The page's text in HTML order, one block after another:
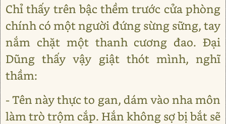
Chỉ thấy trên bậc thềm trước cửa phòng
chính có một người đứng sừng sững, tay
nắm chặt một thanh cương đao. Đại
Dũng thấy vậy giật thót mình, nghĩ
thầm:
- Tên này thực to gan, dám vào nha môn
làm trò trộm cắp. Hắn không sợ bị bắt sẽ